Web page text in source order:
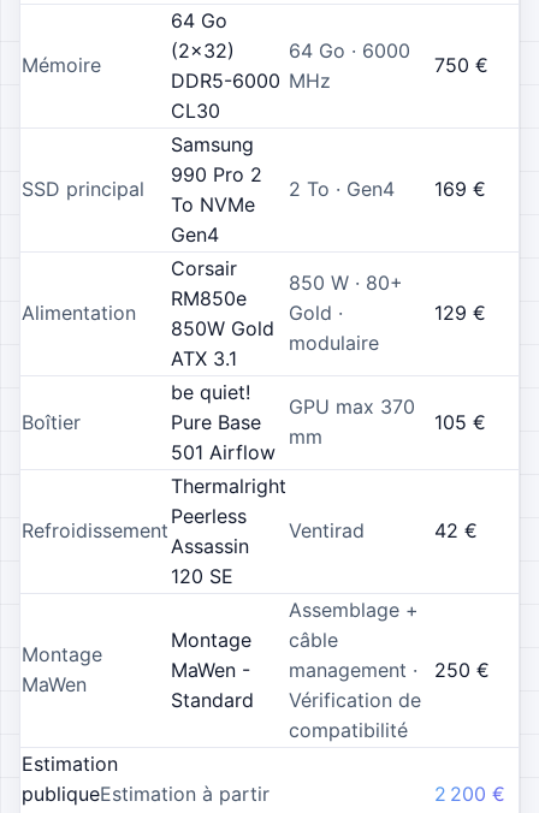
Mémoire
64 Go
(2×32)
DDR5-6000
CL30
64 Go · 6000
MHz
750 €
SSD principal
Samsung
990 Pro 2
To NVMe
Gen4
2 To · Gen4 169 €
Alimentation
Corsair
RM850e
850W Gold
ATX 3.1
850 W · 80+
Gold ·
modulaire
129 €
Boîtier
be quiet!
Pure Base
501 Airflow
GPU max 370
mm
105 €
Refroidissement
Thermalright
Peerless
Assassin
120 SE
Ventirad 42 €
Montage
MaWen
Montage
MaWen -
Standard
Assemblage +
câble
management ·
Vérification de
compatibilité
250 €
Estimation
publiqueEstimation à partir
2 200 €